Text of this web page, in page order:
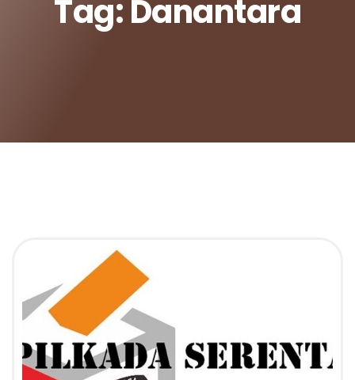
Tag: Danantara